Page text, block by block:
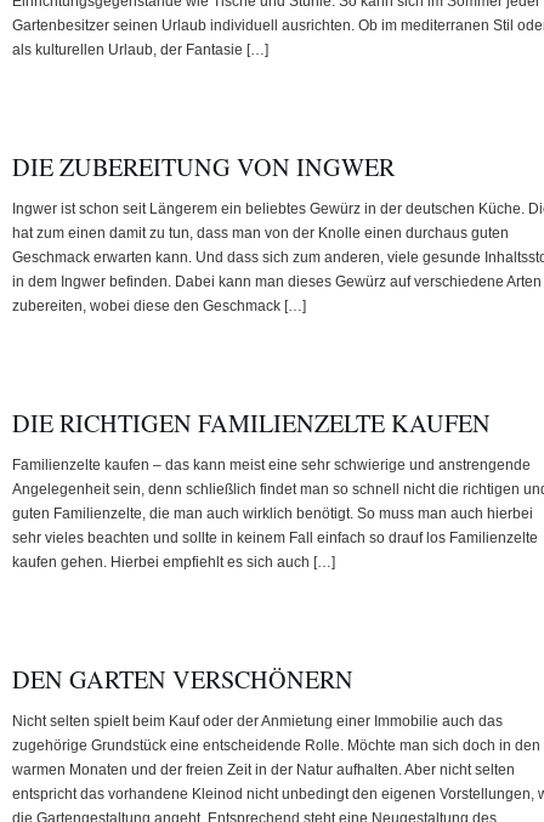
Gartenbesitzer seinen Urlaub individuell ausrichten. Ob im mediterranen Stil
als kulturellen Urlaub, der Fantasie […]
DIE ZUBEREITUNG VON INGWER
Ingwer ist schon seit Längerem ein beliebtes Gewürz in der deutschen Küche.
hat zum einen damit zu tun, dass man von der Knolle einen durchaus guten
Geschmack erwarten kann. Und dass sich zum anderen, viele gesunde
in dem Ingwer befinden. Dabei kann man dieses Gewürz auf verschiedene Arten
zubereiten, wobei diese den Geschmack […]
DIE RICHTIGEN FAMILIENZELTE KAUFEN
Familienzelte kaufen – das kann meist eine sehr schwierige und anstrengende
Angelegenheit sein, denn schließlich findet man so schnell nicht die richtigen
guten Familienzelte, die man auch wirklich benötigt. So muss man auch hierbei
sehr vieles beachten und sollte in keinem Fall einfach so drauf los Familienzelte
kaufen gehen. Hierbei empfiehlt es sich auch […]
DEN GARTEN VERSCHÖNERN
Nicht selten spielt beim Kauf oder der Anmietung einer Immobilie auch das
zugehörige Grundstück eine entscheidende Rolle. Möchte man sich doch in den
warmen Monaten und der freien Zeit in der Natur aufhalten. Aber nicht selten
entspricht das vorhandene Kleinod nicht unbedingt den eigenen Vorstellungen,
die Gartengestaltung angeht. Entsprechend steht eine Neugestaltung des